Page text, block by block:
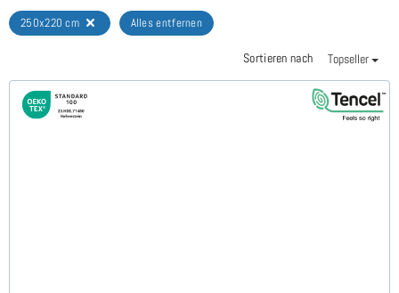
250x220 cm Alles entfernen
Sortieren nach Topseller